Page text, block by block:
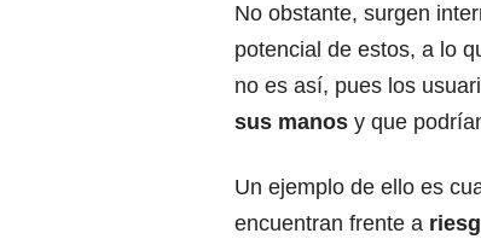
No obstante, surgen
potencial de estos, a lo
no es así, pues los
sus manos y que
Un ejemplo de ello es
encuentran frente a